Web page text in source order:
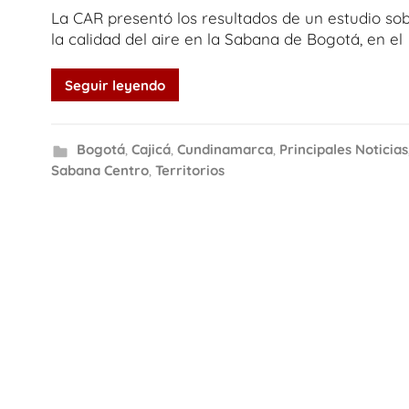
La CAR presentó los resultados de un estudio
la calidad del aire en la Sabana de Bogotá, en el
Seguir leyendo
Bogotá, Cajicá, Cundinamarca, Principales Noticias
Sabana Centro, Territorios